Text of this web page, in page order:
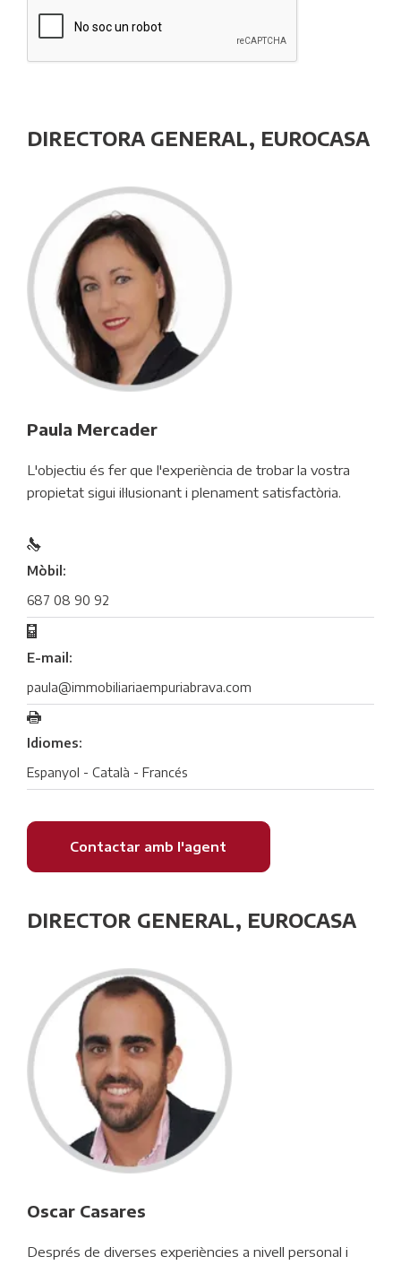
DIRECTORA GENERAL, EUROCASA
Paula Mercader
L'objectiu és fer que l'experiència de trobar la vostra
propietat sigui il·lusionant i plenament satisfactòria.
Mòbil:
687 08 90 92
E-mail:
paula@immobiliariaempuriabrava.com
Idiomes:
Espanyol - Català - Francés
Contactar amb l'agent
DIRECTOR GENERAL, EUROCASA
Oscar Casares
Després de diverses experiències a nivell personal i